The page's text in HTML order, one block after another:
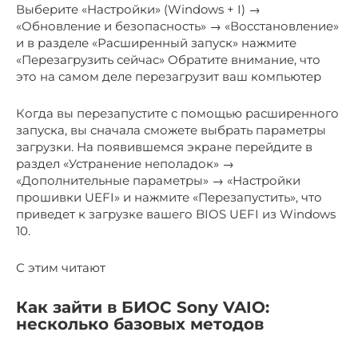
Выберите «Настройки» (Windows + I) →
«Обновление и безопасность» → «Восстановление»
и в разделе «Расширенный запуск» нажмите
«Перезагрузить сейчас» Обратите внимание, что
это на самом деле перезагрузит ваш компьютер
Когда вы перезапустите с помощью расширенного
запуска, вы сначала сможете выбрать параметры
загрузки. На появившемся экране перейдите в
раздел «Устранение неполадок» →
«Дополнительные параметры» → «Настройки
прошивки UEFI» и нажмите «Перезапустить», что
приведет к загрузке вашего BIOS UEFI из Windows
10.
С этим читают
Как зайти в БИОС Sony VAIO:
несколько базовых методов